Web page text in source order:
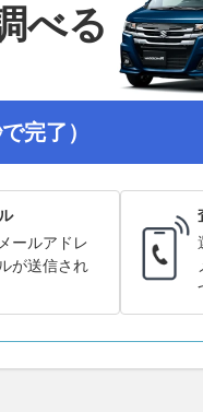
べる
完了）
ールアドレ
が送信され